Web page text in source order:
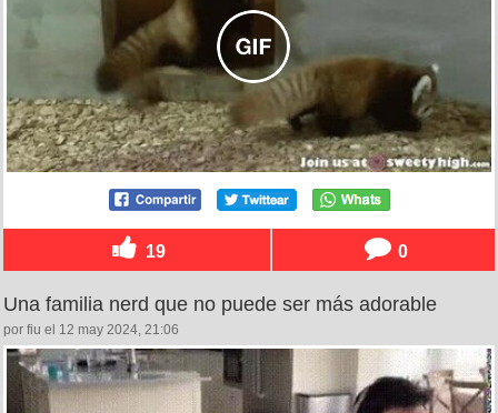
19 0
Una familia nerd que no puede ser más adorable
por fiu el 12 may 2024, 21:06